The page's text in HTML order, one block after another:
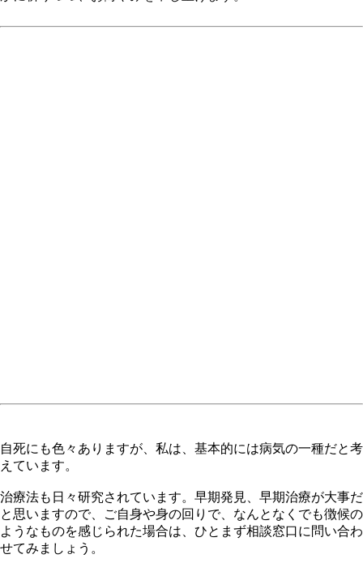
自死にも色々ありますが、私は、基本的には病気の一種だと考
えています。
治療法も日々研究されています。早期発見、早期治療が大事だ
と思いますので、ご自身や身の回りで、なんとなくでも徴候の
ようなものを感じられた場合は、ひとまず相談窓口に問い合わ
せてみましょう。